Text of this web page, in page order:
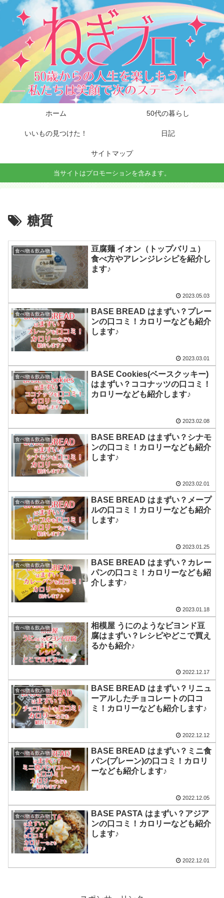
ホーム 50代の暮らし
いいもの見つけた！ 日記
サイトマップ
当サイトはプロモーションを含みます。
糖質
食べ物＆飲み物
豆腐麺 イオン（トップバリュ）
食べ方やアレンジレシピを紹介し
ます♪
2023.05.03
食べ物＆飲み物
BASE BREAD はまずい？プレー
ンの口コミ！カロリーなども紹介
します♪
2023.03.01
食べ物＆飲み物
BASE Cookies(ベースクッキー)
はまずい？ココナッツの口コミ！
カロリーなども紹介します♪
2023.02.08
食べ物＆飲み物
BASE BREAD はまずい？シナモ
ンの口コミ！カロリーなども紹介
します♪
2023.02.01
食べ物＆飲み物
BASE BREAD はまずい？メープ
ルの口コミ！カロリーなども紹介
します♪
2023.01.25
食べ物＆飲み物
BASE BREAD はまずい？カレー
パンの口コミ！カロリーなども紹
介します♪
2023.01.18
食べ物＆飲み物
相模屋 うにのようなビヨンド豆
腐はまずい？レシピやどこで買え
るかも紹介♪
2022.12.17
食べ物＆飲み物
BASE BREAD はまずい？リニュ
ーアルしたチョコレートの口コ
ミ！カロリーなども紹介します♪
2022.12.12
食べ物＆飲み物
BASE BREAD はまずい？ミニ食
パン(プレーン)の口コミ！カロリ
ーなども紹介します♪
2022.12.05
食べ物＆飲み物
BASE PASTA はまずい？アジア
ンの口コミ！カロリーなども紹介
します♪
2022.12.01